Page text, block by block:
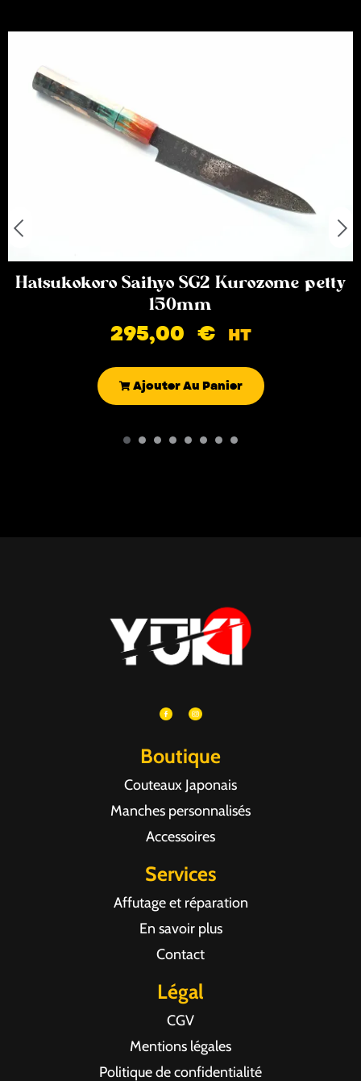
Hatsukokoro Saihyo SG2 Kurozome petty
150mm
295,00 € HT
Ajouter Au Panier
Boutique
Couteaux Japonais
Manches personnalisés
Accessoires
Services
Affutage et réparation
En savoir plus
Contact
Légal
CGV
Mentions légales
Politique de confidentialité